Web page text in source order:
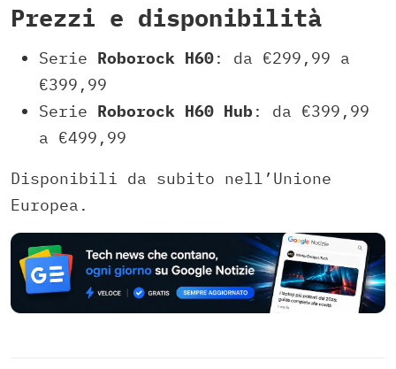
Prezzi e disponibilità
Serie Roborock H60: da €299,99 a
€399,99
Serie Roborock H60 Hub : da €399,99
a €499,99
Disponibili da subito nell’Unione
Europea.